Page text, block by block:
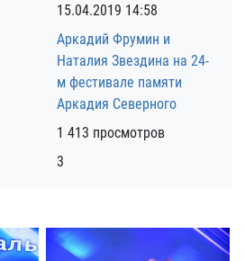
15.04.2019 14:58
Аркадий Фрумин и
Наталия Звездина на 24-
м фестивале памяти
Аркадия Северного
1 413 просмотров
3